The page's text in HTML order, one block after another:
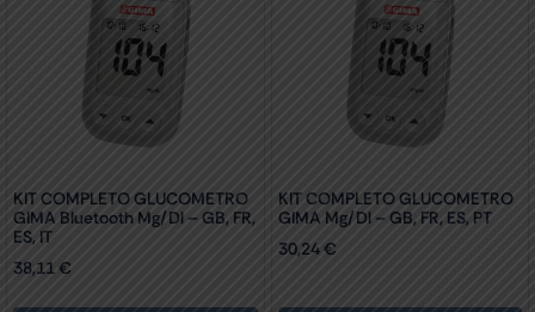
KIT COMPLETO GLUCOMETRO
GIMA Bluetooth Mg/dl – GB, FR,
ES, IT
38,11€
KIT COMPLETO GLUCOMETRO
GIMA Mg/dl – GB, FR, ES, PT
30,24€